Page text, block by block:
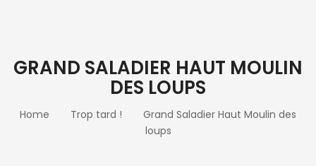
GRAND SALADIER HAUT MOULIN
DES LOUPS
Home Trop tard !
Grand Saladier Haut Moulin des
loups